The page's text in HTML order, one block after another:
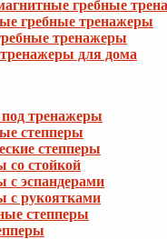
гребные
гребные тренажеры
тренажеры
для дома
тренажеры
степперы
степперы
со стойкой
с эспандерами
с рукоятками
степперы